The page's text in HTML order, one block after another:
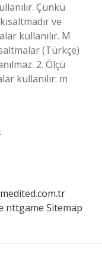
Çünkü
ve
kullanılır. M
(Türkçe)
2. Ölçü
kullanılır: m
nttgame Sitemap